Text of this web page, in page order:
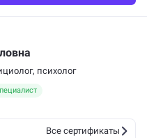
психолог
Все сертификаты